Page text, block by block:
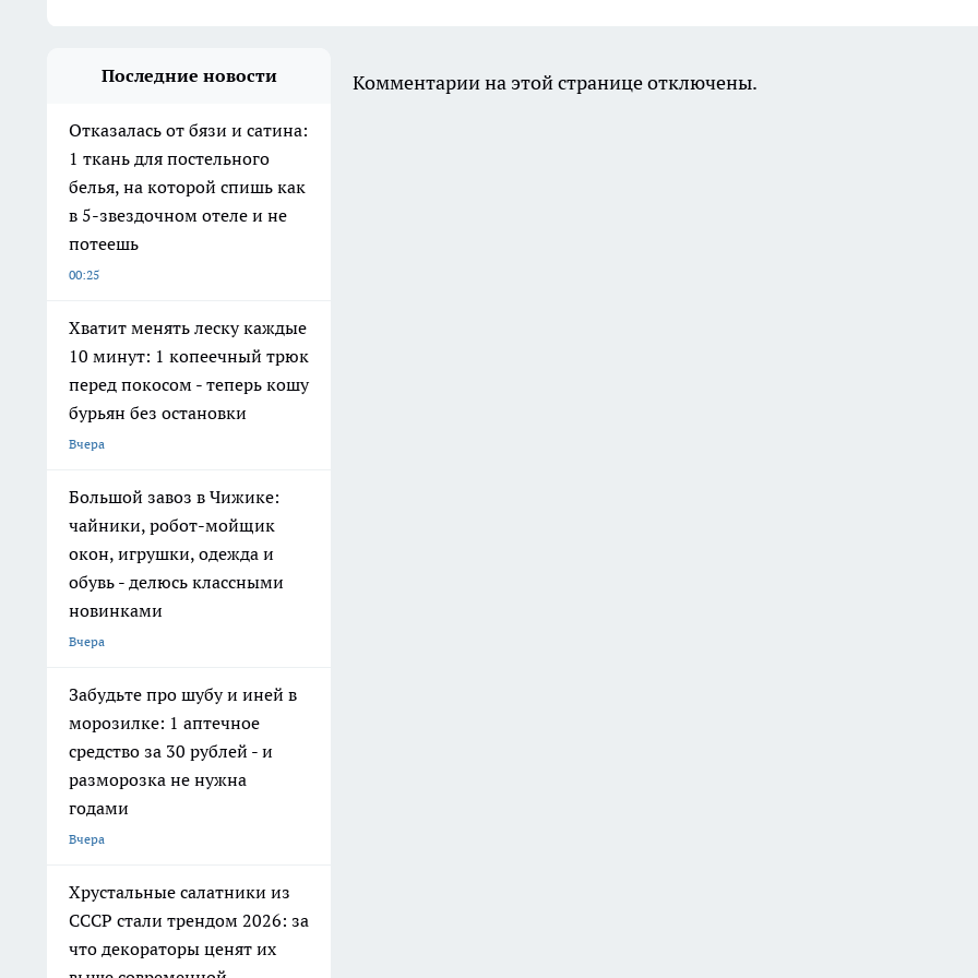
Последние новости
Отказалась от бязи и сатина:
1 ткань для постельного
белья, на которой спишь как
в 5-звездочном отеле и не
потеешь
00:25
Хватит менять леску каждые
10 минут: 1 копеечный трюк
перед покосом - теперь кошу
бурьян без остановки
Вчера
Большой завоз в Чижике:
чайники, робот-мойщик
окон, игрушки, одежда и
обувь - делюсь классными
новинками
Вчера
Забудьте про шубу и иней в
морозилке: 1 аптечное
средство за 30 рублей - и
разморозка не нужна
годами
Вчера
Хрустальные салатники из
СССР стали трендом 2026: за
что декораторы ценят их
Комментарии на этой странице отключены.